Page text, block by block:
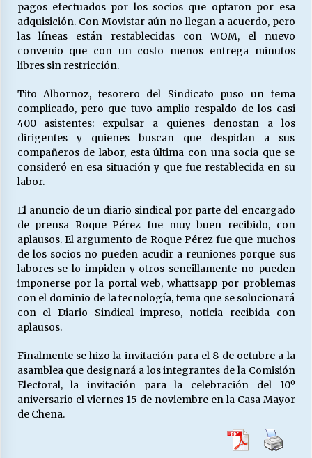
pagos efectuados por los socios que optaron por esa
adquisición. Con Movistar aún no llegan a acuerdo, pero
las líneas están restablecidas con WOM, el nuevo
convenio que con un costo menos entrega minutos
libres sin restricción.
Tito Albornoz, tesorero del Sindicato puso un tema
complicado, pero que tuvo amplio respaldo de los casi
400 asistentes: expulsar a quienes denostan a los
dirigentes y quienes buscan que despidan a sus
compañeros de labor, esta última con una socia que se
consideró en esa situación y que fue restablecida en su
labor.
El anuncio de un diario sindical por parte del encargado
de prensa Roque Pérez fue muy buen recibido, con
aplausos. El argumento de Roque Pérez fue que muchos
de los socios no pueden acudir a reuniones porque sus
labores se lo impiden y otros sencillamente no pueden
imponerse por la portal web, whattsapp por problemas
con el dominio de la tecnología, tema que se solucionará
con el Diario Sindical impreso, noticia recibida con
aplausos.
Finalmente se hizo la invitación para el 8 de octubre a la
asamblea que designará a los integrantes de la Comisión
Electoral, la invitación para la celebración del 10º
aniversario el viernes 15 de noviembre en la Casa Mayor
de Chena.